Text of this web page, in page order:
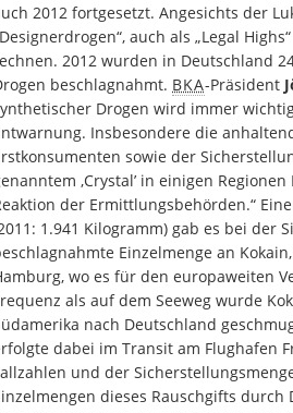
2012 fortgesetzt. Angesichts der
auch als „Legal
2012 wurden in Deutschland
beschlagnahmt. BKA-Präsident
Drogen wird immer
Insbesondere die
sowie der
‚Crystal’ in einigen
der Ermittlungsbehörden.“
1.941 Kilogramm) gab es bei der
Einzelmenge an
wo es für den europaweiten
als auf dem Seeweg wurde
nach Deutschland
dabei im Transit am Flughafen
und der
dieses Rauschgifts